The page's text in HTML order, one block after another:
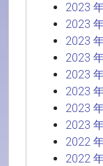
2023
2023
2023
2023
2023
2023
2023
2023
2022
2022